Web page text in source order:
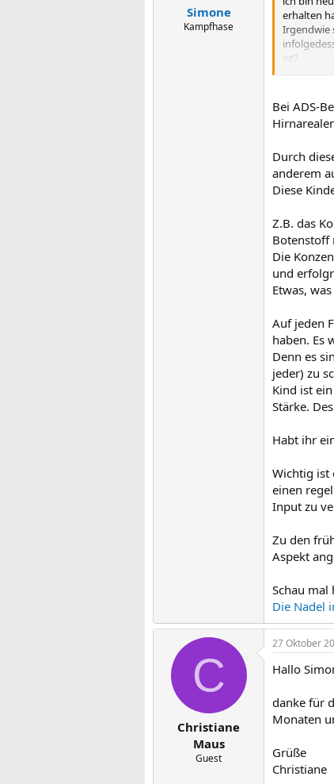
Simone
Kampfhase
erhalten
Irgendwie
ist?
Chrissy
PS: Ach
wird.
Bei ADS-
Durch
anderem
Diese
Z.B. das
Botenstoff
Die
und
Etwas,
Auf jeden
haben. Es
Denn es
jeder) zu
Kind ist
Stärke.
Habt ihr
Wichtig ist
einen
Input zu
Zu den
Aspekt
Schau mal
Die Nadel
C
Christiane
Maus
Guest
27 Oktober
Hallo
danke für
Monaten
Grüße
Christiane